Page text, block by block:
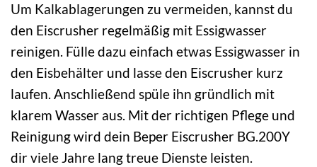
Um Kalkablagerungen zu vermeiden, kannst du
den Eiscrusher regelmäßig mit Essigwasser
reinigen. Fülle dazu einfach etwas Essigwasser in
den Eisbehälter und lasse den Eiscrusher kurz
laufen. Anschließend spüle ihn gründlich mit
klarem Wasser aus. Mit der richtigen Pflege und
Reinigung wird dein Beper Eiscrusher BG.200Y
dir viele Jahre lang treue Dienste leisten.